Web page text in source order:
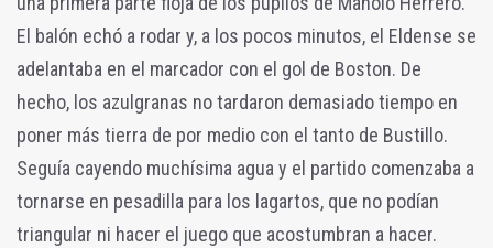
El balón echó a rodar y, a los pocos minutos, el Eldense se
adelantaba en el marcador con el gol de Boston. De
hecho, los azulgranas no tardaron demasiado tiempo en
poner más tierra de por medio con el tanto de Bustillo.
Seguía cayendo muchísima agua y el partido comenzaba a
tornarse en pesadilla para los lagartos, que no podían
triangular ni hacer el juego que acostumbran a hacer.